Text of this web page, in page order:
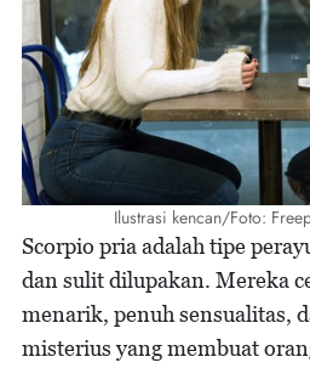
Ilustrasi kencan/Foto:
Scorpio pria adalah tipe
dan sulit dilupakan. Mereka
menarik, penuh sensualitas,
misterius yang membuat